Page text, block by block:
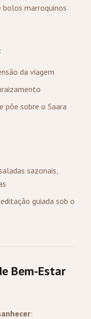
bolos marroquinos
da viagem
põe sobre o Saara
sazonais,
guiada sob o
Bem-Estar
: